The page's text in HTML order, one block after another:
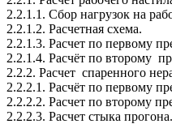
2.2.1.1. Сбор нагрузок на
2.2.1.2. Расчетная схема.
2.2.1.3. Расчет по первому
2.2.1.4. Расчёт по второму
2.2.2. Расчет спаренного
2.2.2.1. Расчёт по первому
2.2.2.2. Расчет по второму
2.2.2.3. Расчет стыка прогона.